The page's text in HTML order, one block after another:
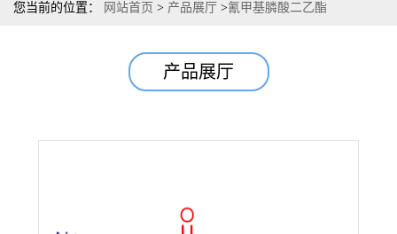
您当前的位置： 网站首页 > 产品展厅 >氰甲基膦酸二乙酯
产品展厅